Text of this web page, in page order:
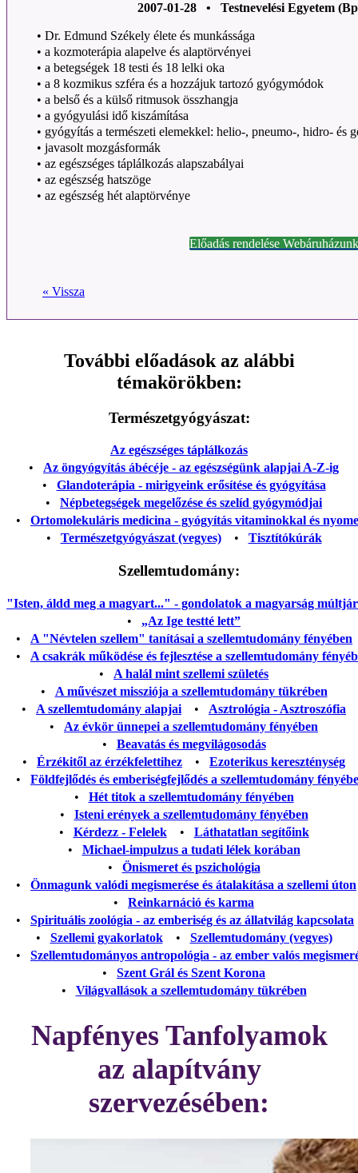
2007-01-28 • Testnevelési Egyetem
• Dr. Edmund Székely élete és munkássága
• a kozmoterápia alapelve és alaptörvényei
• a betegségek 18 testi és 18 lelki oka
• a 8 kozmikus szféra és a hozzájuk tartozó gyógymódok
• a belső és a külső ritmusok összhangja
• a gyógyulási idő kiszámítása
• gyógyítás a természeti elemekkel: helio-, pneumo-, hidro- és
• javasolt mozgásformák
• az egészséges táplálkozás alapszabályai
• az egészség hatszöge
• az egészség hét alaptörvénye
Előadás rendelése
« Vissza
További előadások az alábbi
témakörökben:
Természetgyógyászat:
Az egészséges táplálkozás
• Az öngyógyítás ábécéje - az egészségünk alapjai A-Z-ig
• Glandoterápia - mirigyeink erősítése és gyógyítása
• Népbetegségek megelőzése és szelíd gyógymódjai
• Ortomolekuláris medicina - gyógyítás vitaminokkal és
• Természetgyógyászat (vegyes)• Tisztítókúrák
Szellemtudomány:
"Isten, áldd meg a magyart..." - gondolatok a magyarság
• „Az Ige testté lett”
• A "Névtelen szellem" tanításai a szellemtudomány fényében
• A csakrák működése és fejlesztése a szellemtudomány
• A halál mint szellemi születés
• A művészet missziója a szellemtudomány tükrében
• A szellemtudomány alapjai • Asztrológia - Asztroszófia
• Az évkör ünnepei a szellemtudomány fényében
• Beavatás és megvilágosodás
• Érzékitől az érzékfelettihez • Ezoterikus kereszténység
• Földfejlődés és emberiségfejlődés a szellemtudomány
• Hét titok a szellemtudomány fényében
• Isteni erények a szellemtudomány fényében
• Kérdezz - Felelek• Láthatatlan segítőink
• Michael-impulzus a tudati lélek korában
• Önismeret és pszichológia
• Önmagunk valódi megismerése és átalakítása a szellemi úton
• Reinkarnáció és karma
• Spirituális zoológia - az emberiség és az állatvilág kapcsolata
• Szellemi gyakorlatok• Szellemtudomány (vegyes)
• Szellemtudományos antropológia - az ember valós
• Szent Grál és Szent Korona
• Világvallások a szellemtudomány tükrében
Napfényes Tanfolyamok
az alapítvány
szervezésében: